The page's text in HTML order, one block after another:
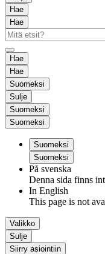
Hae
Hae
Hae
Hae
Suomeksi
Sulje
Suomeksi
Suomeksi
Suomeksi
Suomeksi
På svenska
Denna sida finns
In English
This page is not
Valikko
Sulje
Siirry asiointiin